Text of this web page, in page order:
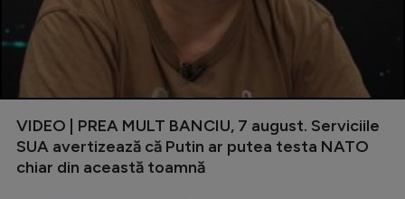
VIDEO | PREA MULT BANCIU, 7 august. Serviciile
SUA avertizează că Putin ar putea testa NATO
chiar din această toamnă